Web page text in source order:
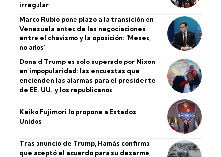
irregular
Marco Rubio pone plazo a la transición en
Venezuela antes de las negociaciones
entre el chavismo y la oposición: ‘Meses,
no años’
Donald Trump es solo superado por Nixon
en impopularidad: las encuestas que
encienden las alarmas para el presidente
de EE. UU. y los republicanos
Keiko Fujimori lo propone a Estados
Unidos
Tras anuncio de Trump, Hamás confirma
que aceptó el acuerdo para su desarme,